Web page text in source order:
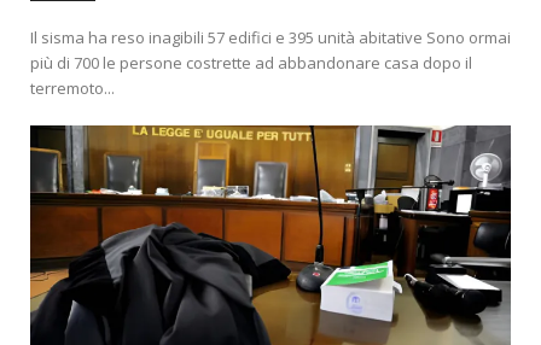
Il sisma ha reso inagibili 57 edifici e 395 unità abitative Sono ormai
più di 700 le persone costrette ad abbandonare casa dopo il
terremoto...